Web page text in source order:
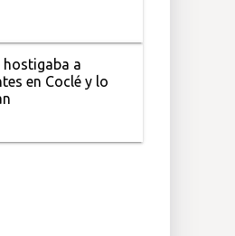
hostigaba a
en Coclé y lo